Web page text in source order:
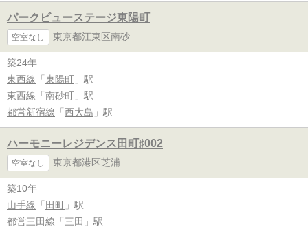
パークビューステージ東陽町
空室なし 東京都江東区南砂
築24年
東西線 「 東陽町 」駅
東西線 「 南砂町 」駅
都営新宿線 「 西大島 」駅
ハーモニーレジデンス田町♯002
空室なし 東京都港区芝浦
築10年
山手線 「 田町 」駅
都営三田線 「 三田 」駅